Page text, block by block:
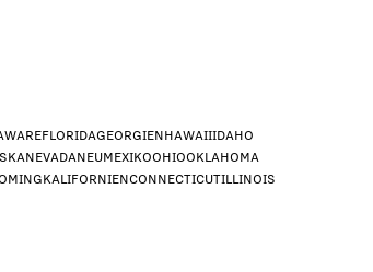
FLORIDAGEORGIENHAWAIIIDAHO
NEVADANEUMEXIKOOHIOOKLAHOMA
KALIFORNIENCONNECTICUTILLINOIS